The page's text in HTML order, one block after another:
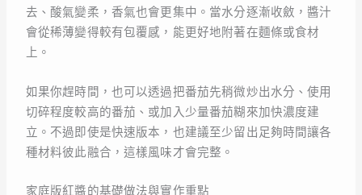
去、酸氣變柔，香氣也會更集中。當水分逐漸收斂，醬汁
會從稀薄變得較有包覆感，能更好地附著在麵條或食材
上。
如果你趕時間，也可以透過把番茄先稍微炒出水分、使用
切碎程度較高的番茄、或加入少量番茄糊來加快濃度建
立。不過即使是快速版本，也建議至少留出足夠時間讓各
種材料彼此融合，這樣風味才會完整。
家庭版紅醬的基礎做法與實作重點